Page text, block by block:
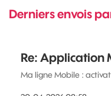
Derniers envois
Re: Application
Ma ligne Mobile :